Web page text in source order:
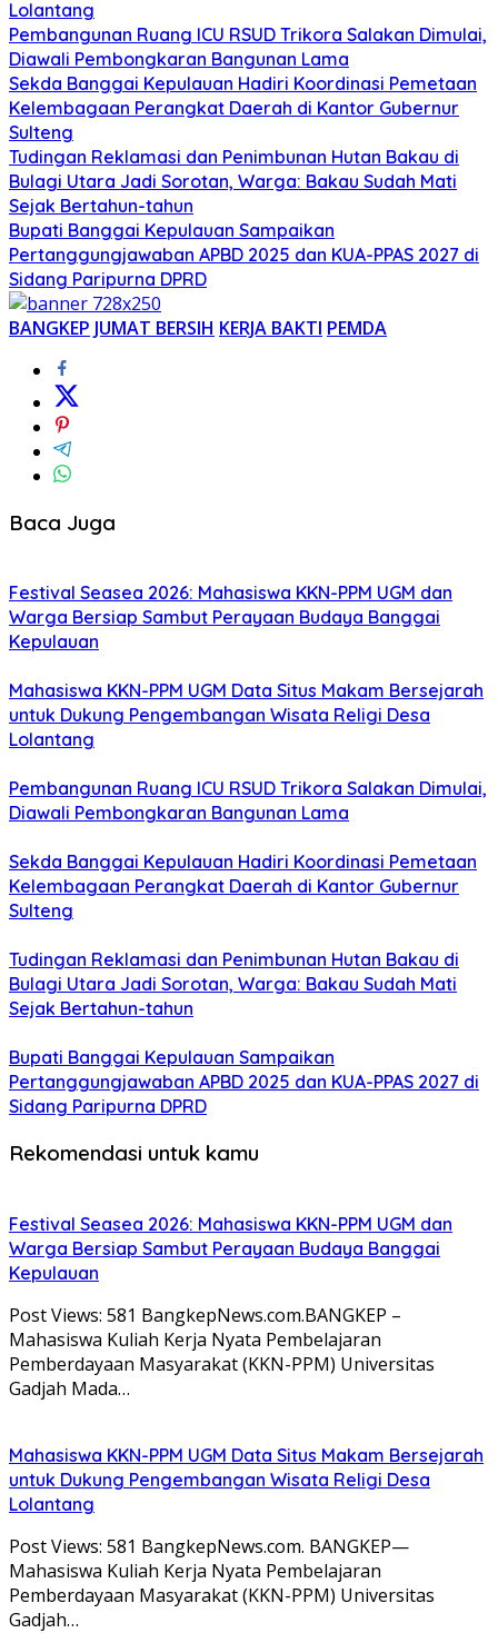
Lolantang
Pembangunan Ruang ICU RSUD Trikora Salakan Dimulai,
Diawali Pembongkaran Bangunan Lama
Sekda Banggai Kepulauan Hadiri Koordinasi Pemetaan
Kelembagaan Perangkat Daerah di Kantor Gubernur
Sulteng
Tudingan Reklamasi dan Penimbunan Hutan Bakau di
Bulagi Utara Jadi Sorotan, Warga: Bakau Sudah Mati
Sejak Bertahun-tahun
Bupati Banggai Kepulauan Sampaikan
Pertanggungjawaban APBD 2025 dan KUA-PPAS 2027 di
Sidang Paripurna DPRD
BANGKEP JUMAT BERSIH KERJA BAKTI PEMDA
Baca Juga
Festival Seasea 2026: Mahasiswa KKN-PPM UGM dan
Warga Bersiap Sambut Perayaan Budaya Banggai
Kepulauan
Mahasiswa KKN-PPM UGM Data Situs Makam Bersejarah
untuk Dukung Pengembangan Wisata Religi Desa
Lolantang
Pembangunan Ruang ICU RSUD Trikora Salakan Dimulai,
Diawali Pembongkaran Bangunan Lama
Sekda Banggai Kepulauan Hadiri Koordinasi Pemetaan
Kelembagaan Perangkat Daerah di Kantor Gubernur
Sulteng
Tudingan Reklamasi dan Penimbunan Hutan Bakau di
Bulagi Utara Jadi Sorotan, Warga: Bakau Sudah Mati
Sejak Bertahun-tahun
Bupati Banggai Kepulauan Sampaikan
Pertanggungjawaban APBD 2025 dan KUA-PPAS 2027 di
Sidang Paripurna DPRD
Rekomendasi untuk kamu
Festival Seasea 2026: Mahasiswa KKN-PPM UGM dan
Warga Bersiap Sambut Perayaan Budaya Banggai
Kepulauan
Post Views: 581 BangkepNews.com.BANGKEP –
Mahasiswa Kuliah Kerja Nyata Pembelajaran
Pemberdayaan Masyarakat (KKN-PPM) Universitas
Gadjah Mada…
Mahasiswa KKN-PPM UGM Data Situs Makam Bersejarah
untuk Dukung Pengembangan Wisata Religi Desa
Lolantang
Post Views: 581 BangkepNews.com. BANGKEP—
Mahasiswa Kuliah Kerja Nyata Pembelajaran
Pemberdayaan Masyarakat (KKN-PPM) Universitas
Gadjah…